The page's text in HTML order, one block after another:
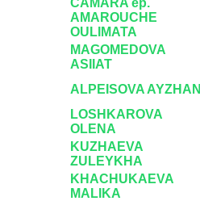
AMAROUCHE
OULIMATA
MAGOMEDOVA
ASIIAT
ALPEISOVA AYZHAN
LOSHKAROVA
OLENA
KUZHAEVA
ZULEYKHA
KHACHUKAEVA
MALIKA